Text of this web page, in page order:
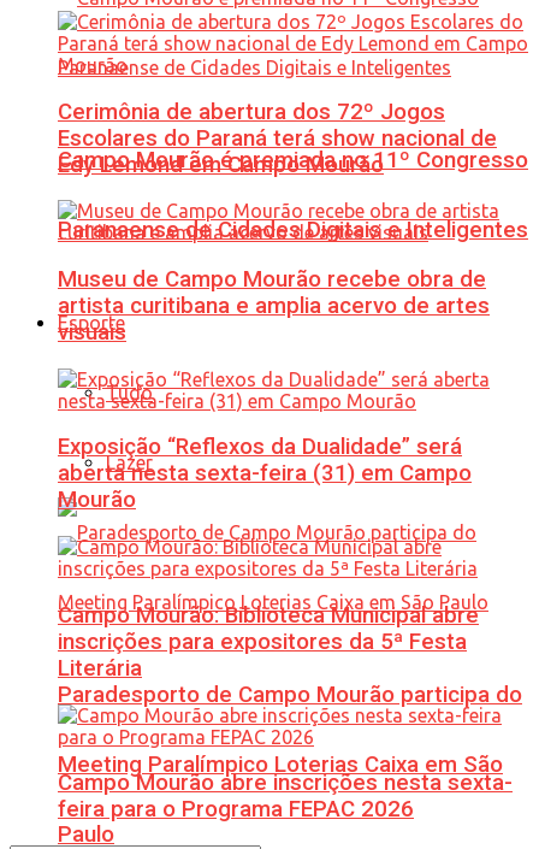
Campo Mourão é premiada no 11º Congresso
Paranaense de Cidades Digitais e Inteligentes
Esporte
Tudo
Lazer
Paradesporto de Campo Mourão participa do
Meeting Paralímpico Loterias Caixa em São
Paulo
Cerimônia de abertura dos 72º Jogos
Escolares do Paraná terá show nacional de
Edy Lemond em Campo Mourão
Museu de Campo Mourão recebe obra de
artista curitibana e amplia acervo de artes
visuais
Exposição “Reflexos da Dualidade” será
aberta nesta sexta-feira (31) em Campo
Mourão
Campo Mourão: Biblioteca Municipal abre
inscrições para expositores da 5ª Festa
Literária
Campo Mourão abre inscrições nesta sexta-
feira para o Programa FEPAC 2026